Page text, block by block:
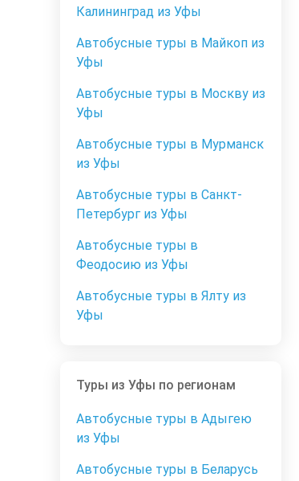
Калининград из Уфы
Автобусные туры в Майкоп из
Уфы
Автобусные туры в Москву из
Уфы
Автобусные туры в Мурманск
из Уфы
Автобусные туры в Санкт-
Петербург из Уфы
Автобусные туры в
Феодосию из Уфы
Автобусные туры в Ялту из
Уфы
Туры из Уфы по регионам
Автобусные туры в Адыгею
из Уфы
Автобусные туры в Беларусь